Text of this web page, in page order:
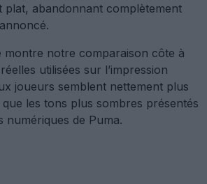
plat, abandonnant complètement
montre notre comparaison côte à
utilisées sur l’impression
joueurs semblent nettement plus
les tons plus sombres présentés
numériques de Puma.